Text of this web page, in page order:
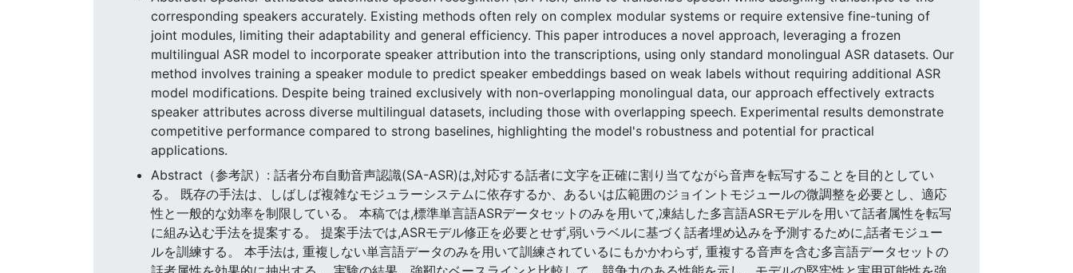
corresponding speakers accurately. Existing methods often rely on complex modular systems or require extensive fine-tuning of
joint modules, limiting their adaptability and general efficiency. This paper introduces a novel approach, leveraging a frozen
multilingual ASR model to incorporate speaker attribution into the transcriptions, using only standard monolingual ASR datasets. Our
method involves training a speaker module to predict speaker embeddings based on weak labels without requiring additional ASR
model modifications. Despite being trained exclusively with non-overlapping monolingual data, our approach effectively extracts
speaker attributes across diverse multilingual datasets, including those with overlapping speech. Experimental results demonstrate
competitive performance compared to strong baselines, highlighting the model's robustness and potential for practical
applications.
Abstract（参考訳）: 話者分布自動音声認識(SA-ASR)は,対応する話者に文字を正確に割り当てながら音声を転写することを目的としてい
る。 既存の手法は、しばしば複雑なモジュラーシステムに依存するか、あるいは広範囲のジョイントモジュールの微調整を必要とし、適応
性と一般的な効率を制限している。 本稿では,標準単言語ASRデータセットのみを用いて,凍結した多言語ASRモデルを用いて話者属性を転写
に組み込む手法を提案する。 提案手法では,ASRモデル修正を必要とせず,弱いラベルに基づく話者埋め込みを予測するために,話者モジュー
ルを訓練する。 本手法は, 重複しない単言語データのみを用いて訓練されているにもかかわらず, 重複する音声を含む多言語データセットの